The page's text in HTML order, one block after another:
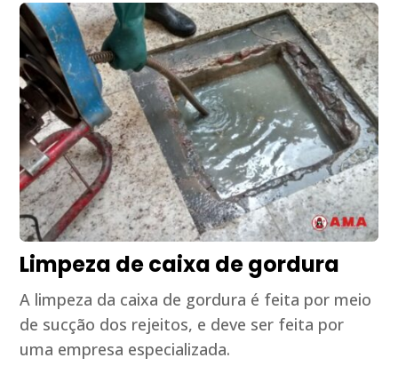
Limpeza de caixa de gordura
A limpeza da caixa de gordura é feita por meio
de sucção dos rejeitos, e deve ser feita por
uma empresa especializada.